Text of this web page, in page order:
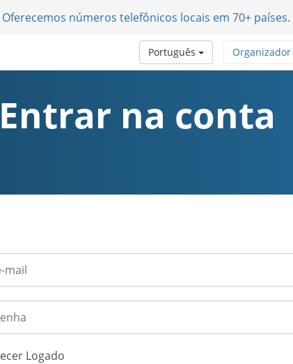
números telefônicos locais em 70+ países.
Organizador
Português
Entrar na conta
Logado